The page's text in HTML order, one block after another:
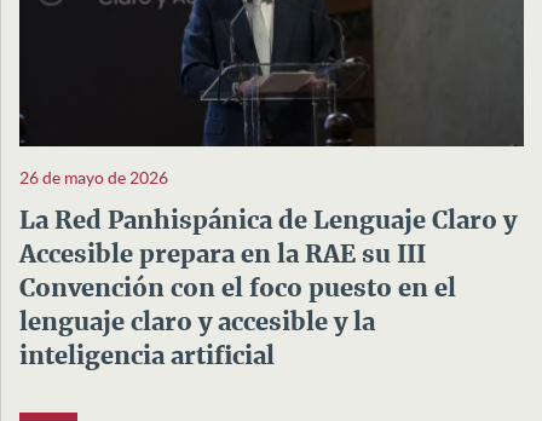
26 de mayo de 2026
La Red Panhispánica de Lenguaje Claro y
Accesible prepara en la RAE su III
Convención con el foco puesto en el
lenguaje claro y accesible y la
inteligencia artificial